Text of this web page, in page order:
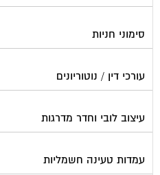
סימוני חניות
עורכי דין / נוטוריונים
עיצוב לובי וחדר מדרגות
עמדות טעינה חשמליות